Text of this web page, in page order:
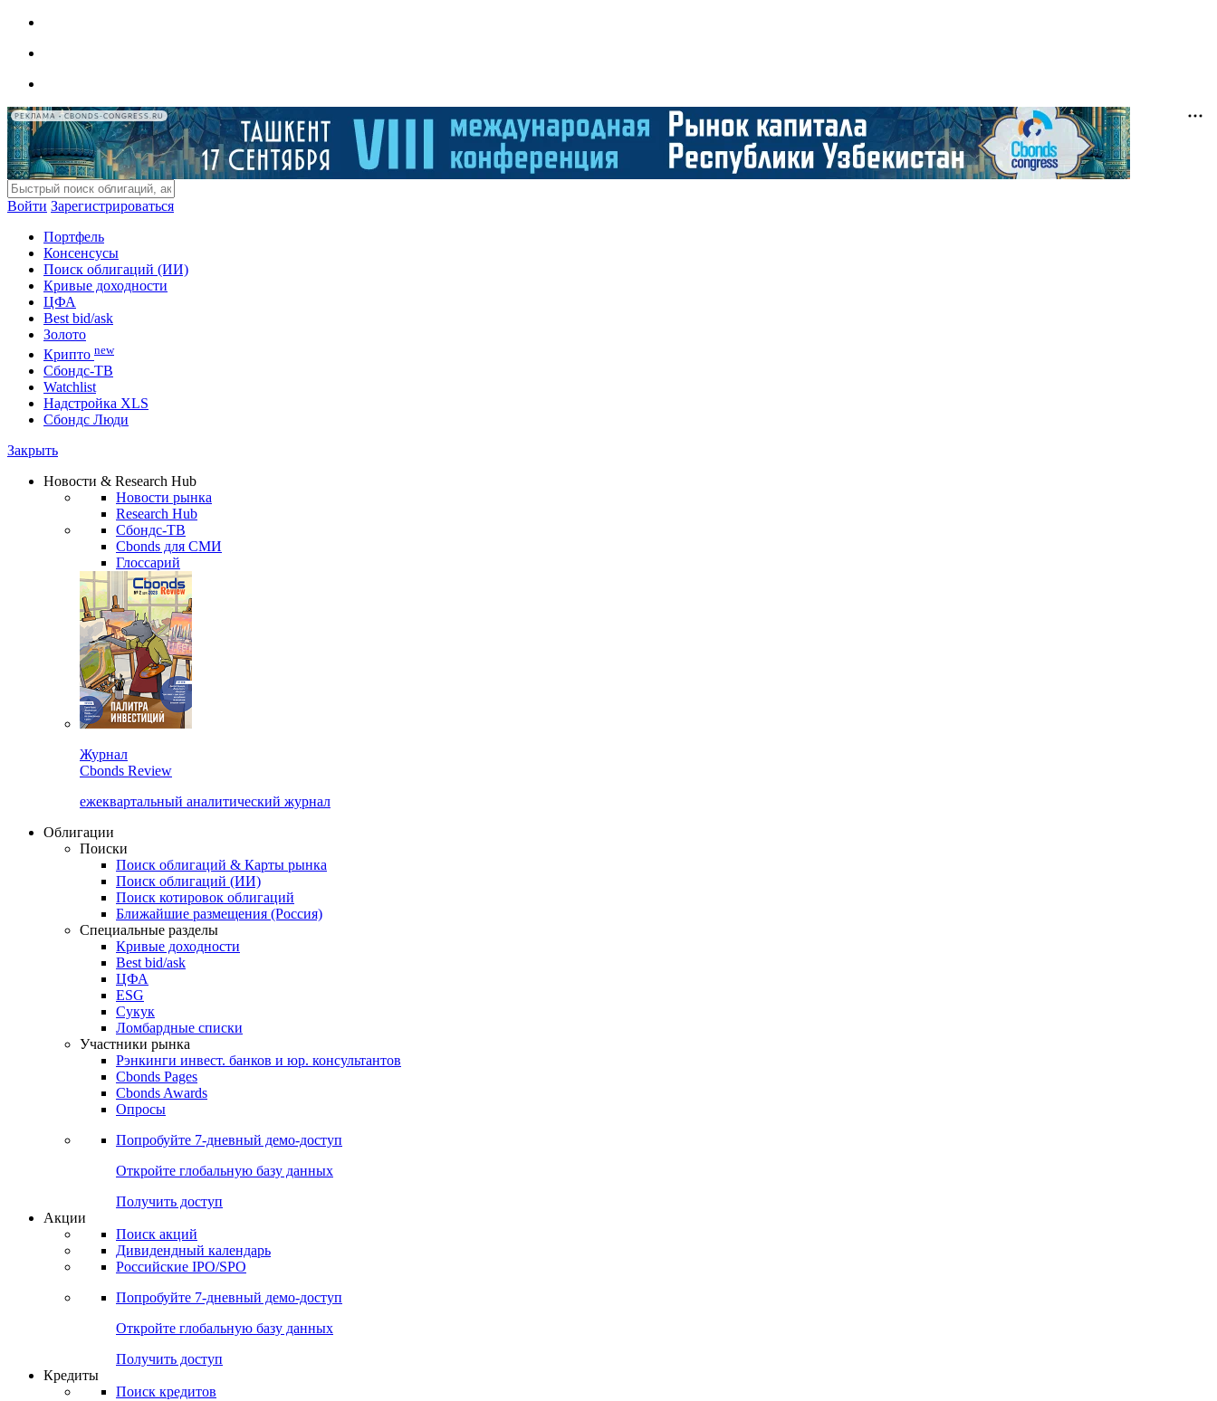
РЕКЛАМА • CBONDS-CONGRESS.RU
Войти Зарегистрироваться
Портфель
Консенсусы
Поиск облигаций (ИИ)
Кривые доходности
ЦФА
Best bid/ask
Золото
Крипто new
Сбондс-ТВ
Watchlist
Надстройка XLS
Сбондс Люди
Закрыть
Новости & Research Hub
Новости рынка
Research Hub
Сбондс-ТВ
Cbonds для СМИ
Глоссарий
Журнал
Cbonds Review
ежеквартальный аналитический журнал
Облигации
Поиски
Поиск облигаций & Карты рынка
Поиск облигаций (ИИ)
Поиск котировок облигаций
Ближайшие размещения (Россия)
Специальные разделы
Кривые доходности
Best bid/ask
ЦФА
ESG
Сукук
Ломбардные списки
Участники рынка
Рэнкинги инвест. банков и юр. консультантов
Cbonds Pages
Cbonds Awards
Опросы
Попробуйте 7-дневный демо-доступ
Откройте глобальную базу данных
Получить доступ
Акции
Поиск акций
Дивидендный календарь
Российские IPO/SPO
Попробуйте 7-дневный демо-доступ
Откройте глобальную базу данных
Получить доступ
Кредиты
Поиск кредитов